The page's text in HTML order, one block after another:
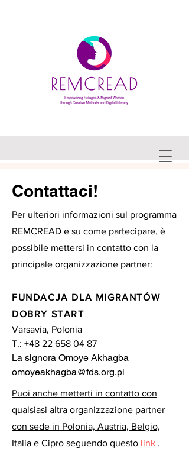
Contattaci!
Per ulteriori informazioni sul programma
REMCREAD e su come partecipare, è
possibile mettersi in contatto con la
principale organizzazione partner:
FUNDACJA DLA MIGRANTÓW
DOBRY START
Varsavia, Polonia
T.: +48 22 658 04 87
La signora Omoye Akhagba
omoyeakhagba@fds.org.pl
Puoi anche metterti in contatto con
qualsiasi altra organizzazione partner
con sede in Polonia, Austria, Belgio,
Italia e Cipro seguendo questo link .